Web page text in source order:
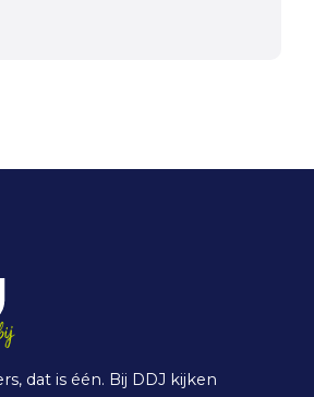
dat is één. Bij DDJ kijken